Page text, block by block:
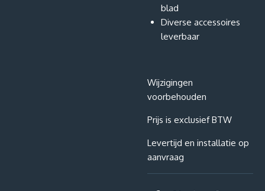
blad
Diverse accessoires
leverbaar
Wijzigingen
voorbehouden
Prijs is exclusief BTW
Levertijd en installatie op
aanvraag